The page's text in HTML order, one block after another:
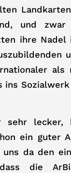
und
ihre Nadel
als
ins
sehr lecker,
ein guter
uns da den
die